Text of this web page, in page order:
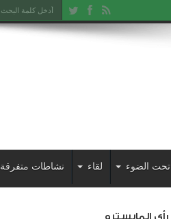
تحت الضوء لقاء نشاطات متفرقة
رأي المايسترو